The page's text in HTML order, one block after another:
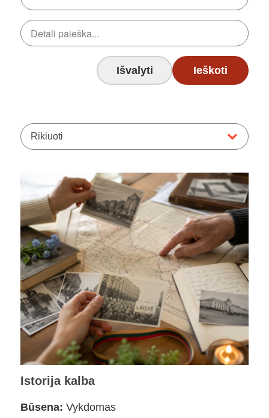
Išvalyti Ieškoti
Rikiuoti
Istorija kalba
Būsena: Vykdomas